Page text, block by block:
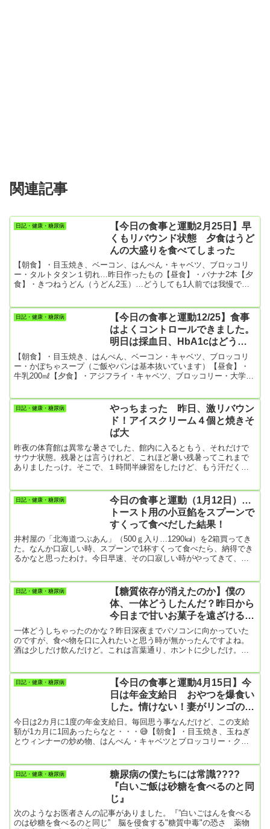
関連記事
日記・健康・糖尿病
【今日の食事と運動2月25日】早
くもリバウンド状態 夕食はうど
んの大盛りを食べてしまった
【朝食】・目玉焼き、ベーコン、はんぺん・キャベツ、ブロッコリ
ー・タルトタタン１切れ…昨日作ったもの【昼食】・バナナ2本【夕
食】・きつねうどん（うどん2玉）…どうしても1人前では我慢でき
こないだまでは1週間平均9000歩以上だったのに、この1週間は天候
も悪く何だか歩く元気が出ませんでした。
日記・健康・糖尿病
【今日の食事と運動12/25】食事
はよくコントロールできました。
明日は採血日、HbA1cはどうな
ってるかな
【朝食】・目玉焼き、はんぺん、ベーコン・キャベツ、ブロッコリ
ー・かぼちゃスープ（ご飯やパンは基本抜いています）【昼食】・
牛乳200㎖【夕食】・アジフライ・キャベツ、ブロッコリー・大学
を作ってくれた。この1週間、何やかやと不調を訴えていたけど、今
日は新年に向けて台所の掃除をしたりといつもより元気。妻が料理
を作ってくれると、僕が菓子パンを買うよりも数段健康的な内容に
日記・健康・糖尿病
やっちまった 昨日、激リバウン
ド！アイスクリーム４個と焼きそ
ば大
昨夜の体育館は異常な暑さでした、館内に入るともう、それだけで
サウナ状態。残暑とは言うけれど、これほど暑い残暑ってこれまで
ありましたっけ。そこで、１時間半練習をしたけど、もう汗だく。
で、基本的に食べないことにしているんだけど昨夜は買ってしまっ
た????それで車の中でお茶を飲みながら1個食べたら弾みがついてし
まって、わざわざ帰り途中の別のスーパーに寄ってアイスクリーム
日記・健康・糖尿病
今日の食事と運動（1月12日）…
トースト用の小豆餡をスプーンで
すくって食べだした結果！
井村屋の「北海道つぶあん」（500ｇ入り…1290㎉）を2箱買ってき
た。なんか口寂しい時、スプーンで1杯すくって食べたら、納得でき
るかなと思ったわけ。今日早速、その口寂しい時がやってきて、封
ホント、懲りないガチの糖尿病だな。【朝食】・きつねうどん（う
どん一玉）・大根のサラダ今朝は珍しく朝からうどん。妻が体の温
まるものを食べたかったらしい。【昼食】・ヨーグルトとジャム
日記・健康・糖尿病
【糖質依存が消えたのか】僕の
体、一体どうしたんだ？昨日から
今日まで甘いお菓子を遠ざけるこ
とができた
一体どうしちゃったのかな？昨日深夜までパソコンに向かっていた
のですが、食べ物を口に入れたいと思う時が無かったんですよね。
酒は少しだけ飲んだけど。これは言葉通り、ホントに少しだけ。僕
んでもパソコンで調べてる。知り合いの高校生が数学を教えてほし
いと言うので、今ちょっと見てるんだけどとっても大変。大学は理
科系だったので数Ⅲや物理も当然やってたのに、今見るとこんな難
日記・健康・糖尿病
【今日の食事と運動4月15日】今
日は年金支給日 おやつを爆食い
した。情けない！妻がリンゴのカ
ップケーキを作ってくれた。完食
した
今日は2カ月に1度の年金支給日。毎回思う事なんだけど、この支給
額が1カ月に1回あったらなと・・・😅【朝食】・目玉焼き、玉ねぎ
とウィンナーの炒め物、はんぺん・キャベツとブロッコリー・クッ
か・・・・。今日も「夕食を作れないかも」と言ってたけど、何と
か頑張ってスパゲッティ（大盛り）を作ってくれた。それにスパゲ
ッティだけでは物足りないだろうからと言って、リンゴのカップケ
日記・健康・糖尿病
糖尿病の僕たちには常識????
『白いご飯は砂糖を食べるのと同
じ』
次のようなお医者さんの記事がありました。『”白いごはんを食べる
のは砂糖を食べるのと同じ” 脳を侵食する"糖質中毒"の恐さ 薬物